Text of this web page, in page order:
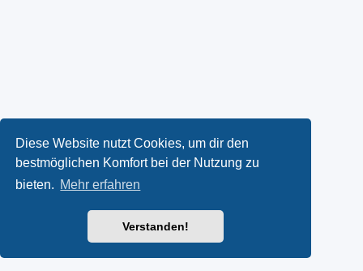
Diese Website nutzt Cookies, um dir den
bestmöglichen Komfort bei der Nutzung zu
bieten. Mehr erfahren
Verstanden!